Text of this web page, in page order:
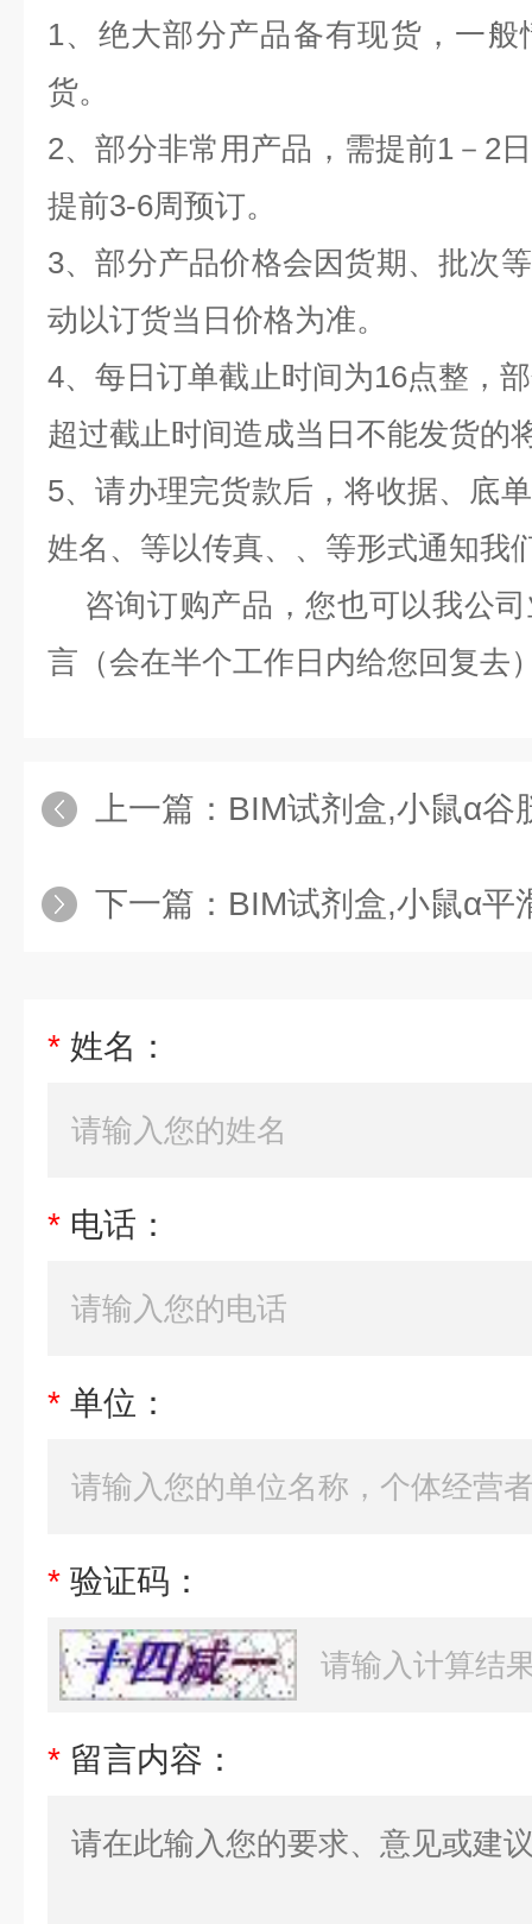
1、绝大部分产品备有现货，一
货。
2、部分非常用产品，需提前1－2
提前3-6周预订。
3、部分产品价格会因货期、批次
动以订货当日价格为准。
4、每日订单截止时间为16点整，
超过截止时间造成当日不能发货的
5、请办理完货款后，将收据、底
姓名、等以传真、、等形式通知我
咨询订购产品，您也可以我公
言（会在半个工作日内给您回复去
上一篇： BIM试剂盒,小鼠α谷胱甘肽S
下一篇： BIM试剂盒,小鼠α平滑肌肌动
* 姓名：
* 电话：
* 单位：
* 验证码：
* 留言内容：